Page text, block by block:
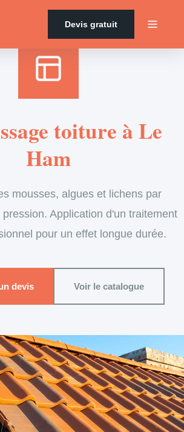
Devis gratuit
toiture à Le
Ham
mousses, algues et lichens par
Application d'un traitement
pour un effet longue durée.
devis Voir le catalogue